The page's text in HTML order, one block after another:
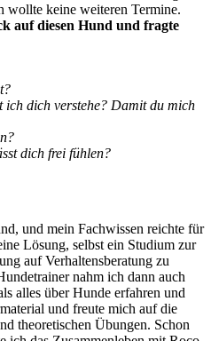
wollte keine weiteren Termine.
auf diesen Hund und fragte
ich dich verstehe? Damit du mich
dich frei fühlen?
und mein Fachwissen reichte für
Lösung, selbst ein Studium zur
auf Verhaltensberatung zu
nahm ich dann auch
alles über Hunde erfahren und
und freute mich auf die
theoretischen Übungen. Schon